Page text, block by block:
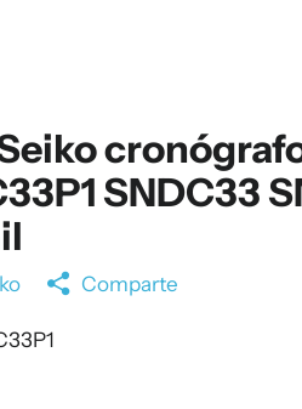
SNDC33
Comparte